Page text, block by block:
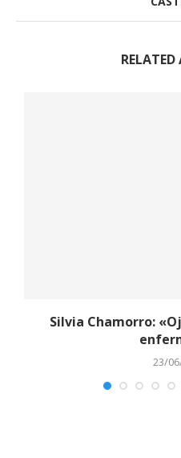
RELATED
Silvia Chamorro:
23/